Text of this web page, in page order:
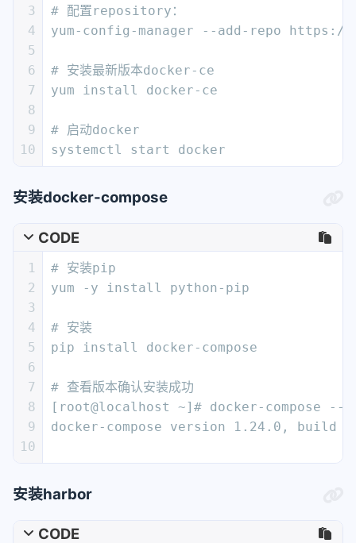
3
4
5
6
7
8
9
10
# 配置repository：
yum-config-manager --add-repo
# 安装最新版本docker-ce
yum install docker-ce
# 启动docker
systemctl start docker
安装docker-compose
CODE
1
2
3
4
5
6
7
8
9
10
# 安装pip
yum -y install python-pip
# 安装
pip install docker-compose
# 查看版本确认安装成功
[root@localhost ~]# docker-compose --
docker-compose version 1.24.0, build
安装harbor
CODE